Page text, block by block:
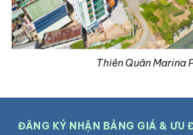
Thiên Quân Marina
ĐĂNG KÝ NHẬN BẢNG GIÁ & ƯU